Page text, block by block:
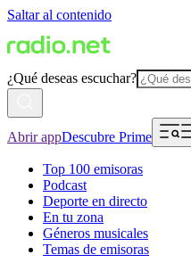
Saltar al contenido
¿Qué deseas escuchar?
Abrir appDescubre Prime
Top 100 emisoras
Podcast
Deporte en directo
En tu zona
Géneros musicales
Temas de emisoras